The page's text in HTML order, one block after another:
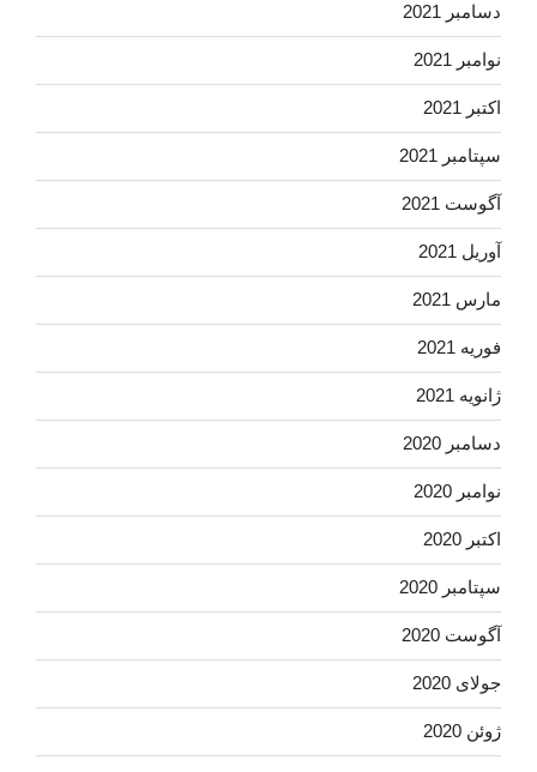
دسامبر 2021
نوامبر 2021
اکتبر 2021
سپتامبر 2021
آگوست 2021
آوریل 2021
مارس 2021
فوریه 2021
ژانویه 2021
دسامبر 2020
نوامبر 2020
اکتبر 2020
سپتامبر 2020
آگوست 2020
جولای 2020
ژوئن 2020